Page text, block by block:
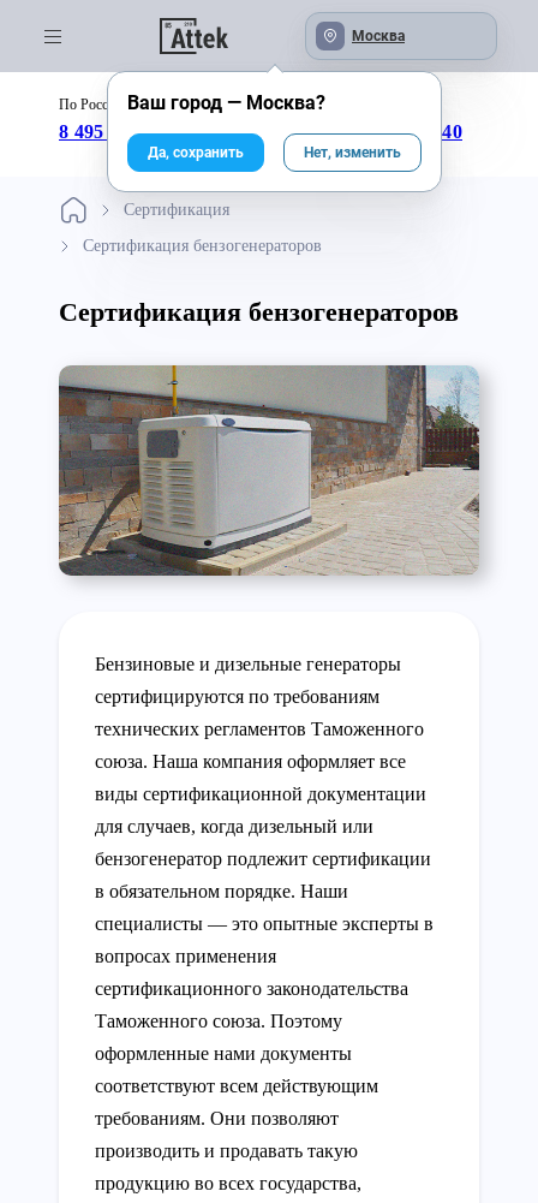
Москва
По России бесплатно:
8 495 246-04-43 8 800 333-25-40
Сертификация
Сертификация бензогенераторов
Сертификация бензогенераторов
Бензиновые и дизельные генераторы
сертифицируются по требованиям
технических регламентов Таможенного
союза. Наша компания оформляет все
виды сертификационной документации
для случаев, когда дизельный или
бензогенератор подлежит сертификации
в обязательном порядке. Наши
специалисты — это опытные эксперты в
вопросах применения
сертификационного законодательства
Таможенного союза. Поэтому
оформленные нами документы
соответствуют всем действующим
требованиям. Они позволяют
производить и продавать такую
продукцию во всех государства,
Ваш город — Москва?
Да, сохранить Нет, изменить